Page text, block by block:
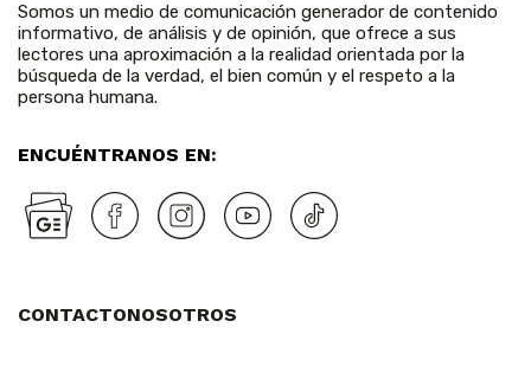
Somos un medio de comunicación generador de contenido
informativo, de análisis y de opinión, que ofrece a sus
lectores una aproximación a la realidad orientada por la
búsqueda de la verdad, el bien común y el respeto a la
persona humana.
ENCUÉNTRANOS EN:
CONTACTONOSOTROS